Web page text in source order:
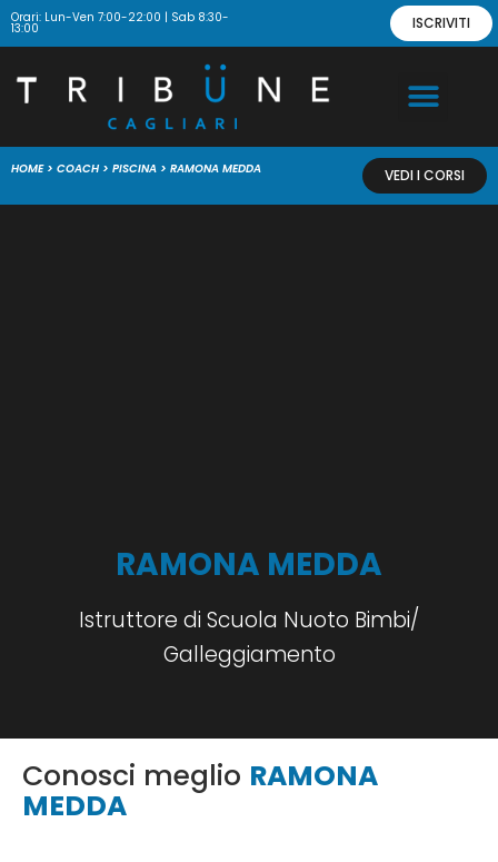
Orari: Lun-Ven 7:00-22:00 | Sab 8:30-
13:00 ISCRIVITI
HOME> COACH> PISCINA > RAMONA MEDDA VEDI I CORSI
RAMONA MEDDA
Istruttore di Scuola Nuoto Bimbi/
Galleggiamento
Conosci meglio RAMONA
MEDDA